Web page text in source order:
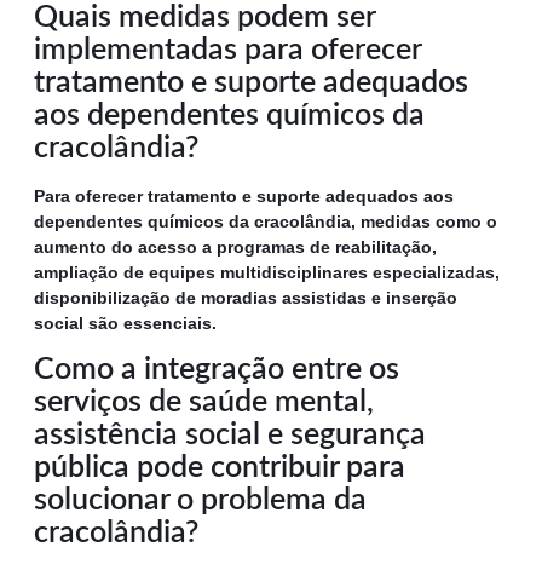
Quais medidas podem ser
implementadas para oferecer
tratamento e suporte adequados
aos dependentes químicos da
cracolândia?
Para oferecer tratamento e suporte adequados aos
dependentes químicos da cracolândia, medidas como o
aumento do acesso a programas de reabilitação,
ampliação de equipes multidisciplinares especializadas,
disponibilização de moradias assistidas e inserção
social são essenciais.
Como a integração entre os
serviços de saúde mental,
assistência social e segurança
pública pode contribuir para
solucionar o problema da
cracolândia?